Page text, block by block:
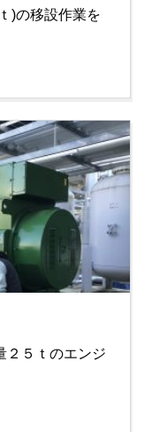
)の移設作業を
２５ｔのエンジ